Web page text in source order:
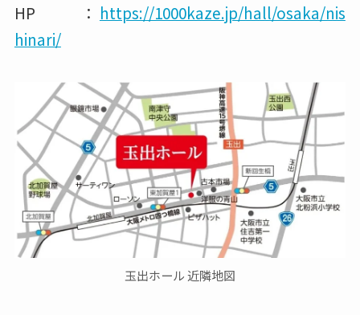
HP ： https://1000kaze.jp/hall/osaka/nis
hinari/
玉出ホール 近隣地図